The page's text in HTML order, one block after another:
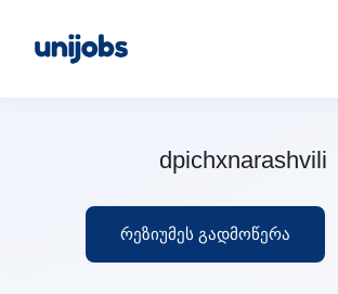
dpichxnarashvili
რეზიუმეს გადმოწერა